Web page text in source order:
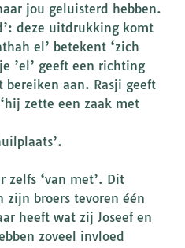
jou geluisterd hebben.
deze uitdrukking komt
el’ betekent ‘zich
’el’ geeft een richting
bereiken aan. Rasji geeft
zette een zaak met
‘van met’. Dit
zijn broers tevoren één
heeft wat zij Joseef en
zoveel invloed